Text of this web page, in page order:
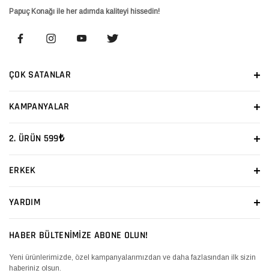
Papuç Konağı ile her adımda kaliteyi hissedin!
ÇOK SATANLAR
KAMPANYALAR
2. ÜRÜN 599₺
ERKEK
YARDIM
HABER BÜLTENİMİZE ABONE OLUN!
Yeni ürünlerimizde, özel kampanyalarımızdan ve daha fazlasından ilk sizin
haberiniz olsun.